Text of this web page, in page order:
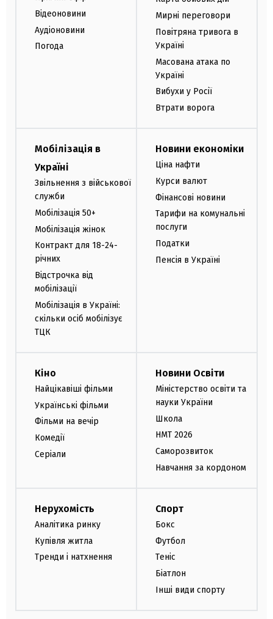
Відеоновини
Аудіоновини
Погода
Мирні переговори
Повітряна тривога в
Україні
Масована атака по
Україні
Вибухи у Росії
Втрати ворога
Мобілізація в
Україні
Звільнення з військової
служби
Мобілізація 50+
Мобілізація жінок
Контракт для 18-24-
річних
Відстрочка від
мобілізації
Мобілізація в Україні:
скільки осіб мобілізує
ТЦК
Новини економіки
Ціна нафти
Курси валют
Фінансові новини
Тарифи на комунальні
послуги
Податки
Пенсія в Україні
Кіно
Найцікавіші фільми
Українські фільми
Фільми на вечір
Комедії
Серіали
Новини Освіти
Міністерство освіти та
науки України
Школа
НМТ 2026
Саморозвиток
Навчання за кордоном
Нерухомість
Аналітика ринку
Купівля житла
Тренди і натхнення
Спорт
Бокс
Футбол
Теніс
Біатлон
Інші види спорту